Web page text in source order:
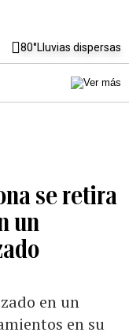
80°Lluvias dispersas
se retira
un
en un
en su